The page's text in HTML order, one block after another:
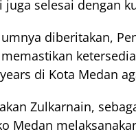
juga selesai dengan
diberitakan,
memastikan
di Kota Medan
Zulkarnain,
Medan